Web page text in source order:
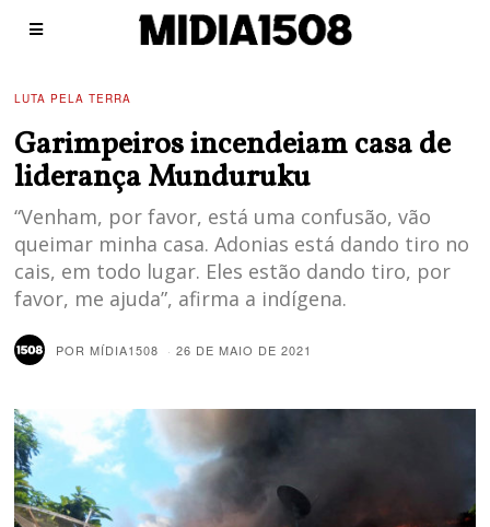
LUTA PELA TERRA
Garimpeiros incendeiam casa de
liderança Munduruku
“Venham, por favor, está uma confusão, vão
queimar minha casa. Adonias está dando tiro no
cais, em todo lugar. Eles estão dando tiro, por
favor, me ajuda”, afirma a indígena.
PORMÍDIA1508 26 DE MAIO DE 2021